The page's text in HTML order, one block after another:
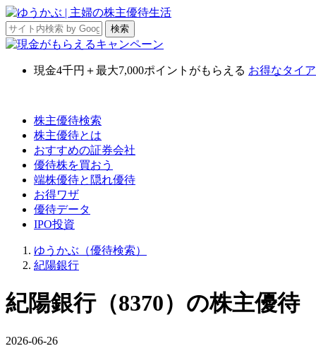
現金4千円＋最大7,000ポイント がもらえる お得なタイ
株主優待検索
株主優待とは
おすすめの証券会社
優待株を買おう
端株優待と隠れ優待
お得ワザ
優待データ
IPO投資
ゆうかぶ（優待検索）
紀陽銀行
紀陽銀行（8370）の株主優待
2026-06-26